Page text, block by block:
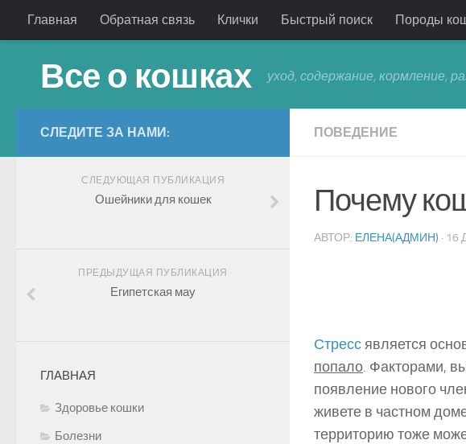
Главная Обратная связь Клички Быстрый поиск Породы
Все о кошках уход, содержание, кормление,
ПОВЕДЕНИЕ
Почему
АВТОР: ЕЛЕНА(АДМИН) ·
Стрессявляется
попало. Факторами,
появление нового
живете в частном
территорию тоже
СЛЕДИТЕ ЗА НАМИ:
СЛЕДУЮЩАЯ ПУБЛИКАЦИЯ
Ошейники для кошек
ПРЕДЫДУЩАЯ ПУБЛИКАЦИЯ
Египетская мау
ГЛАВНАЯ
Здоровье кошки
Болезни